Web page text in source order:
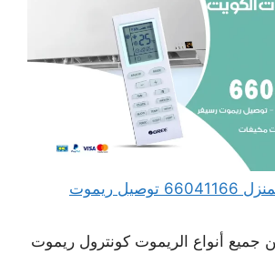
توصيل ريموت للمنزل 66041166 توصيل ريموت
جميع أنواع الريموت كونترول ريموت